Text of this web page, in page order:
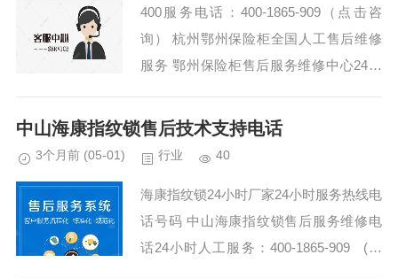
400服务电话：400-1865-909（点击咨
询） 杭州鄂州保险柜全国人工售后维修
服务 鄂州保险柜售后服务维修中心24小
费：(1)400-1865-909（点击...
中山海康指纹锁售后技术支持电话
3个月前 (05-01) 行业 40
海康指纹锁24小时厂家24小时服务热线电
话号码 中山海康指纹锁售后服务维修电
话24小时人工服务：400-1865-909 (温